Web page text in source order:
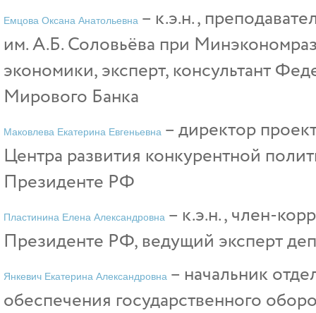
Емцова Оксана Анатольевна – к.э.н.,
им. А.Б. Соловьёва при
экономики, эксперт, консультант
Мирового Банка
Маковлева Екатерина Евгеньевна – директор
Центра развития конкурентной
Президенте РФ
Пластинина Елена Александровна – к.э.н., член-
Президенте РФ, ведущий эксперт
Янкевич Екатерина Александровна – начальник
обеспечения государственного